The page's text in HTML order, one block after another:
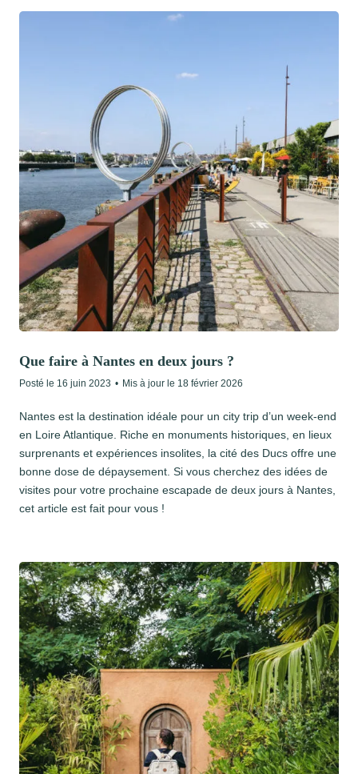
Que faire à Nantes en deux jours ?
Posté le 16 juin 2023 • Mis à jour le 18 février 2026
Nantes est la destination idéale pour un city trip d’un week-end
en Loire Atlantique. Riche en monuments historiques, en lieux
surprenants et expériences insolites, la cité des Ducs offre une
bonne dose de dépaysement. Si vous cherchez des idées de
visites pour votre prochaine escapade de deux jours à Nantes,
cet article est fait pour vous !